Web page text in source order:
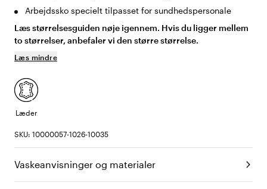
Arbejdssko specielt tilpasset for sundhedspersonale
Læs størrelsesguiden nøje igennem. Hvis du ligger mellem
to størrelser, anbefaler vi den større størrelse.
Læs mindre
Læder
SKU: 10000057-1026-10035
Vaskeanvisninger og materialer